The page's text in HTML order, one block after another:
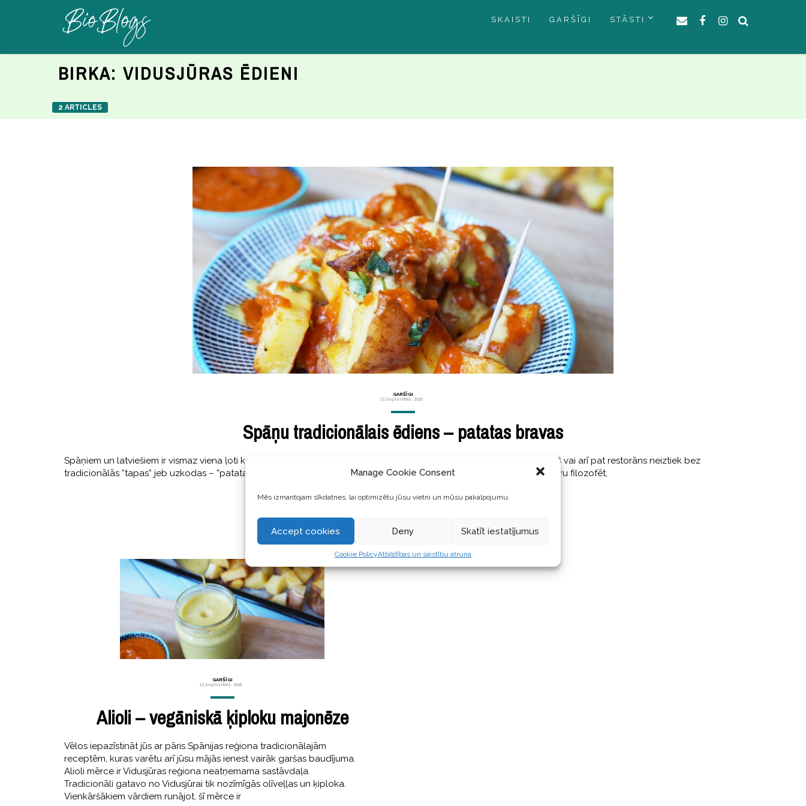
Manage Cookie Consent
Mēs izmantojam sīkdatnes, lai optimizētu jūsu vietni un mūsu pakalpojumu.
Accept cookies Deny Skatīt iestatījumus
Cookie PolicyAtbildības un saistību atruna
SKAISTI GARŠĪGI STĀSTI
BIRKA: VIDUSJŪRAS ĒDIENI
2 ARTICLES
GARŠĪGI
13 Septembris, 2018
Spāņu tradicionālais ēdiens – patatas bravas
Spāņiem un latviešiem ir vismaz viena ļoti kopīga lieta – mīlestība pret kartupeļiem! Neviens autentisks spāņu krodziņš vai arī pat restorāns neiztiek bez
tradicionālās ”tapas” jeb uzkodas – ”patatas bravas”, kas tulkojumā no spāņu valodas nozīmē drosmīgie kartupeļi. Varu filozofēt,
GARŠĪGI
13 Septembris, 2018
Alioli – vegāniskā ķiploku majonēze
Vēlos iepazīstināt jūs ar pāris Spānijas reģiona tradicionālajām
receptēm, kuras varētu arī jūsu mājās ienest vairāk garšas baudījuma.
Alioli mērce ir Vidusjūras reģiona neatņemama sastāvdaļa.
Tradicionāli gatavo no Vidusjūrai tik nozīmīgās olīveļļas un ķiploka.
Vienkāršākiem vārdiem runājot, šī mērce ir